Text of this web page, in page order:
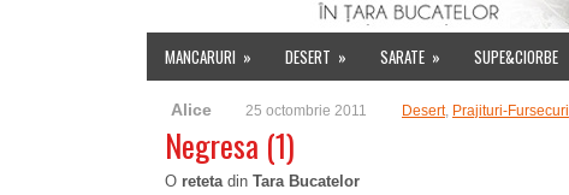
MANCARURI » DESERT » SARATE » SUPE&CIORBE
Alice 25 octombrie 2011 Desert, Prajituri-Fursecuri
Negresa (1)
O retetadin Tara Bucatelor